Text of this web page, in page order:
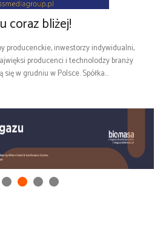
coraz bliżej!
producenckie, inwestorzy indywidualni,
producenci i technolodzy branży
w grudniu w Polsce. Spółka...